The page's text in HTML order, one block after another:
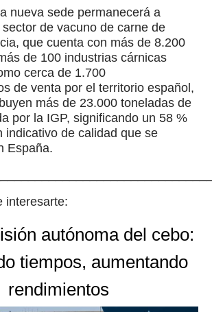
nueva sede permanecerá a
de vacuno de carne de
que cuenta con más de 8.200
de 100 industrias cárnicas
cerca de 1.700
de venta por el territorio español,
más de 23.000 toneladas de
por la IGP, significando un 58 %
indicativo de calidad que se
España.
interesarte:
autónoma del cebo:
tiempos, aumentando
rendimientos